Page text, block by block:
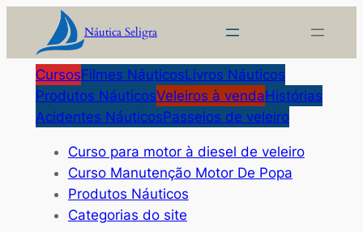
o
conteúdo
Náutica Seligra
CursosFilmes NáuticosLivros Náuticos
Produtos NáuticosVeleiros à vendaHistórias
Acidentes NáuticosPasseios de veleiro
Curso para motor à diesel de veleiro
Curso Manutenção Motor De Popa
Produtos Náuticos
Categorias do site